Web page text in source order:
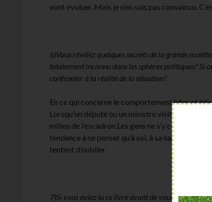
vont évoluer. Mais je n’en suis pas convaincu.
6)Vous révélez quelques secrets de la grande
totalement inconnu dans les sphères politiques? Si
confronter à la réalité de la situation?
En ce qui concerne le comportement inter et
Lorsqu’un député ou un ministre visite une unité
milieu de l’escadron.Les gens ne s’y
tendance à ne penser qu’à soi, à sa santé. Une
tentent d’oublier.
7)Si vous aviez lu ce livre avant de vous engager,